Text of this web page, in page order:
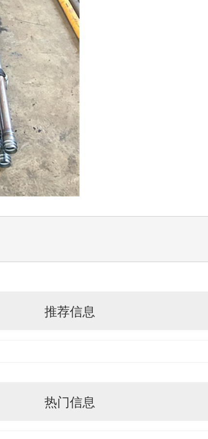
推荐信息
热门信息